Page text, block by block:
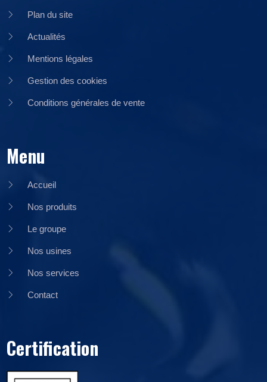
Plan du site
Actualités
Mentions légales
Gestion des cookies
Conditions générales de vente
Menu
Accueil
Nos produits
Le groupe
Nos usines
Nos services
Contact
Certification